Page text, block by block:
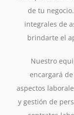
de tu
integrales de
brindarte el
Nuestro
encargará
aspectos
y gestión de